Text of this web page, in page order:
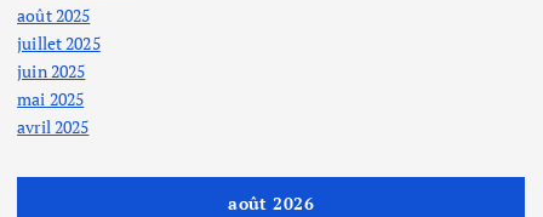
août 2025
juillet 2025
juin 2025
mai 2025
avril 2025
août 2026